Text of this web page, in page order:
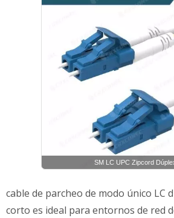
SM LC UPC Zipcord
cable de parcheo de modo único LC
corto es ideal para entornos de red